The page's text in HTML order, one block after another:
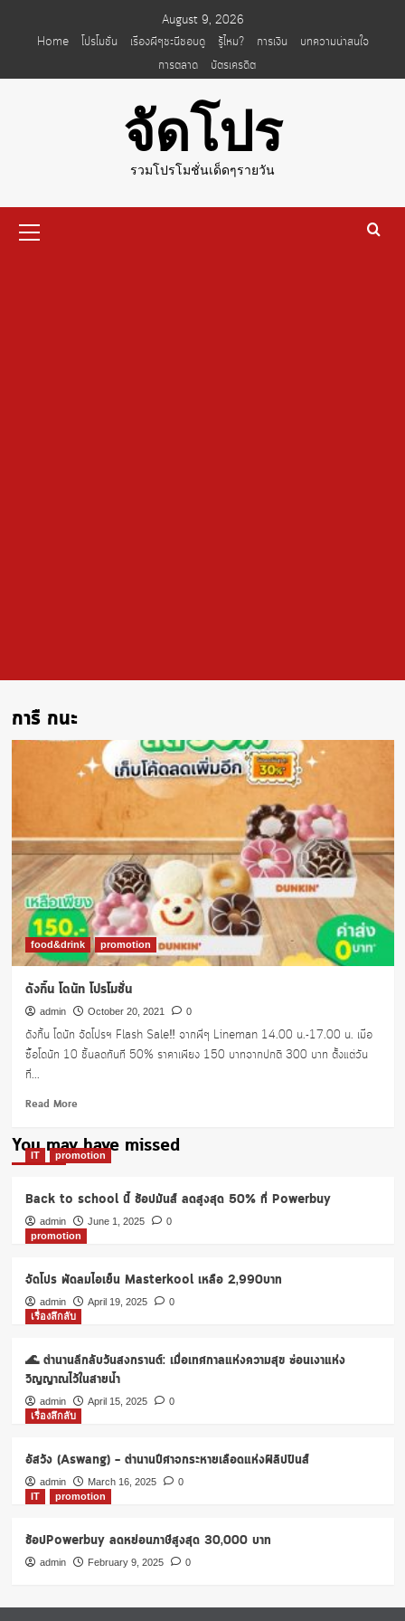
August 9, 2026
Home
โปรโมชั่น เรื่องผีๆชะนีชอบดู รู้ไหม? การเงิน
บทความน่าสนใจ
การตลาด
บัตรเครดิต
จัดโปร
รวมโปรโมชั่นเด็ดๆรายวัน
Menu
กีืารื กนืีะ
food&drink promotion
ดังกิ้น โดนัท โปรโมชั่น
admin October 20, 2021 0
ดังกิ้น โดนัท จัดโปรฯ Flash Sale‼️ จากพี่ๆ Lineman 14.00 น.-17.00 น. เมื่อ
ซื้อโดนัท 10 ชิ้นลดทันที 50% ราคาเพียง 150 บาทจากปกติ 300 บาท ตั้งแต่วัน
ที่...
Read MoreRead
about
ดัง
โปร
โม
ชั่น
You may have missed
IT promotion
Back to school นี้ ช้อปมันส์ ลดสูงสุด 50% ที่ Powerbuy
admin June 1, 2025
0
promotion
จัดโปร พัดลมไอเย็น Masterkool เหลือ 2,990บาท
admin April 19, 2025
0
เรื่องลึกลับ
🌊 ตำนานลึกลับวันสงกรานต์: เมื่อเทศกาลแห่งความสุข ซ่อนเงาแห่ง
วิญญาณไว้ในสายน้ำ
admin April 15, 2025
0
เรื่องลึกลับ
อัสวัง (Aswang) – ตำนานปีศาจกระหายเลือดแห่งฟิลิปปินส์
admin March 16, 2025
0
IT
promotion
ช้อปPowerbuy ลดหย่อนภาษีสูงสุด 30,000 บาท
admin February 9, 2025 0